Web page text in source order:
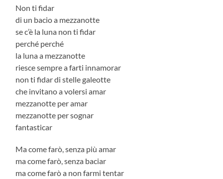
Non ti fidar
di un bacio a mezzanotte
se c’è la luna non ti fidar
perché perché
la luna a mezzanotte
riesce sempre a farti innamorar
non ti fidar di stelle galeotte
che invitano a volersi amar
mezzanotte per amar
mezzanotte per sognar
fantasticar
Ma come farò, senza più amar
ma come farò, senza baciar
ma come farò a non farmi tentar